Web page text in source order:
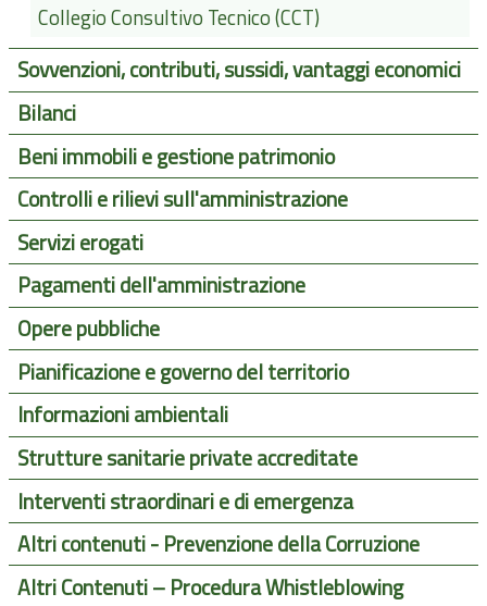
Collegio Consultivo Tecnico (CCT)
Sovvenzioni, contributi, sussidi, vantaggi economici
Bilanci
Beni immobili e gestione patrimonio
Controlli e rilievi sull'amministrazione
Servizi erogati
Pagamenti dell'amministrazione
Opere pubbliche
Pianificazione e governo del territorio
Informazioni ambientali
Strutture sanitarie private accreditate
Interventi straordinari e di emergenza
Altri contenuti - Prevenzione della Corruzione
Altri Contenuti – Procedura Whistleblowing